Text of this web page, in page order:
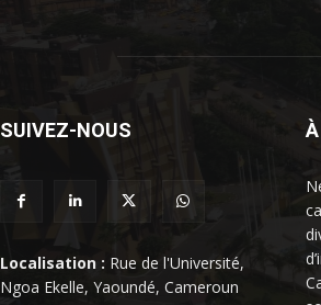
SUIVEZ-NOUS
Localisation : Rue de l'Université,
Ngoa Ekelle, Yaoundé, Cameroun